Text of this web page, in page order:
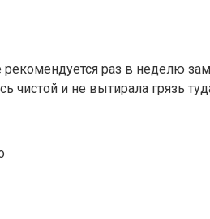
раз в неделю
чистой и не вытирала грязь